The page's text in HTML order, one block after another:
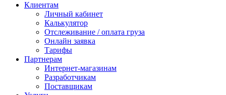
Клиентам
Личный кабинет
Калькулятор
Отслеживание / оплата груза
Онлайн заявка
Тарифы
Партнерам
Интернет-магазинам
Разработчикам
Поставщикам